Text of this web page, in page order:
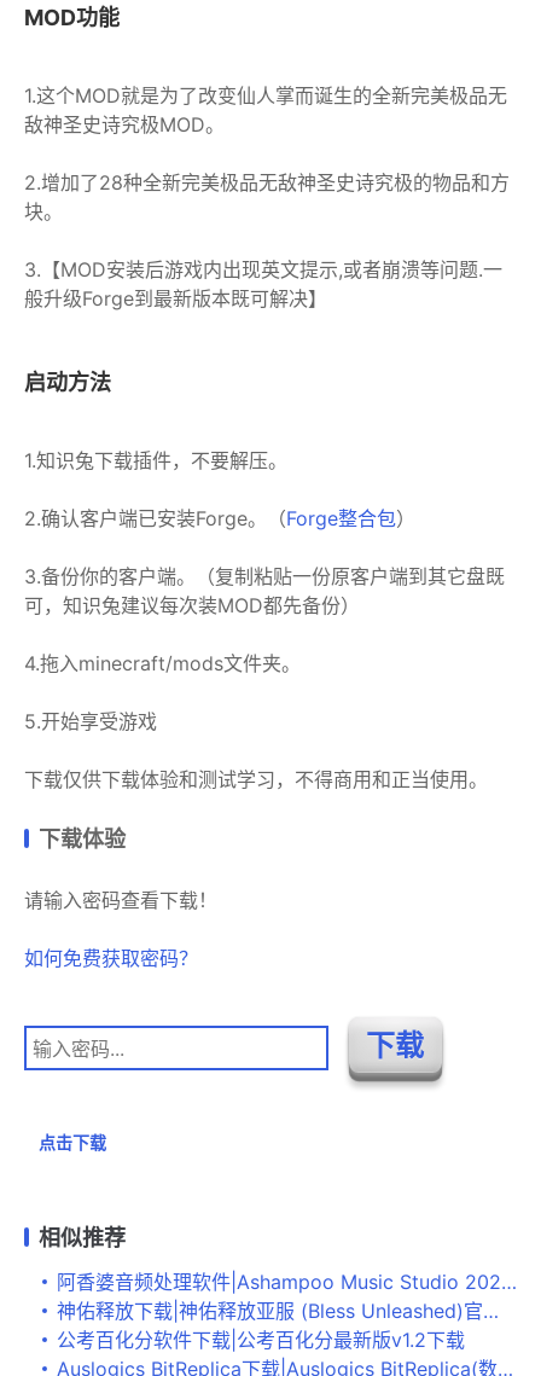
MOD功能
1.这个MOD就是为了改变仙人掌而诞生的全新完美极品无
敌神圣史诗究极MOD。
2.增加了28种全新完美极品无敌神圣史诗究极的物品和方
块。
3.【MOD安装后游戏内出现英文提示,或者崩溃等问题.一
般升级Forge到最新版本既可解决】
启动方法
1.知识兔下载插件，不要解压。
2.确认客户端已安装Forge。（Forge整合包）
3.备份你的客户端。（复制粘贴一份原客户端到其它盘既
可，知识兔建议每次装MOD都先备份）
4.拖入minecraft/mods文件夹。
5.开始享受游戏
下载仅供下载体验和测试学习，不得商用和正当使用。
下载体验
请输入密码查看下载！
如何免费获取密码？
点击下载
相似推荐
阿香婆音频处理软件|Ashampoo Music Studio 2020 破解版v1.8.0下载
神佑释放下载|神佑释放亚服 (Bless Unleashed)官方最新版Build.20220310下载
公考百化分软件下载|公考百化分最新版v1.2下载
Auslogics BitReplica下载|Auslogics BitReplica(数据备份工具) 绿色版v2.4.0.0下载